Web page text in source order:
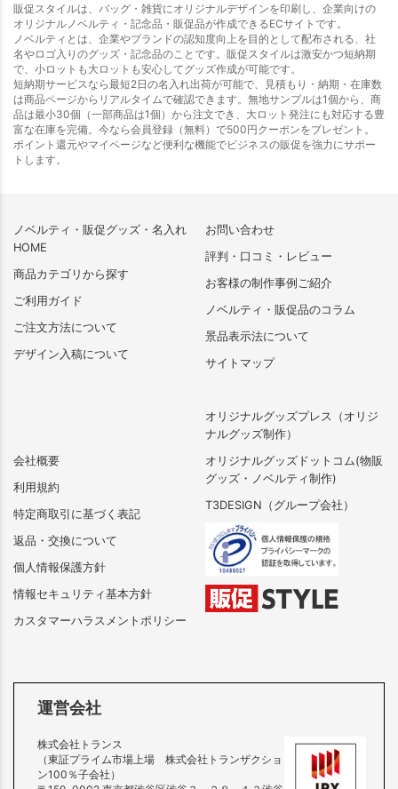
販促スタイルは、バッグ・雑貨にオリジナルデザインを印刷し、企業向けの
オリジナルノベルティ・記念品・販促品が作成できるECサイトです。
ノベルティとは、企業やブランドの認知度向上を目的として配布される、社
名やロゴ入りのグッズ・記念品のことです。販促スタイルは激安かつ短納期
で、小ロットも大ロットも安心してグッズ作成が可能です。
短納期サービスなら最短2日の名入れ出荷が可能で、見積もり・納期・在庫数
は商品ページからリアルタイムで確認できます。無地サンプルは1個から、商
品は最小30個（一部商品は1個）から注文でき、大ロット発注にも対応する豊
富な在庫を完備。今なら会員登録（無料）で500円クーポンをプレゼント。
ポイント還元やマイページなど便利な機能でビジネスの販促を強力にサポー
トします。
ノベルティ・販促グッズ・名入れ
HOME
商品カテゴリから探す
ご利用ガイド
ご注文方法について
デザイン入稿について
会社概要
利用規約
特定商取引に基づく表記
返品・交換について
個人情報保護方針
情報セキュリティ基本方針
カスタマーハラスメントポリシー
お問い合わせ
評判・口コミ・レビュー
お客様の制作事例ご紹介
ノベルティ・販促品のコラム
景品表示法について
サイトマップ
オリジナルグッズプレス（オリジ
ナルグッズ制作）
オリジナルグッズドットコム(物販
グッズ・ノベルティ制作)
T3DESIGN（グループ会社）
運営会社
株式会社トランス
（東証プライム市場上場 株式会社トランザクショ
ン100％子会社）